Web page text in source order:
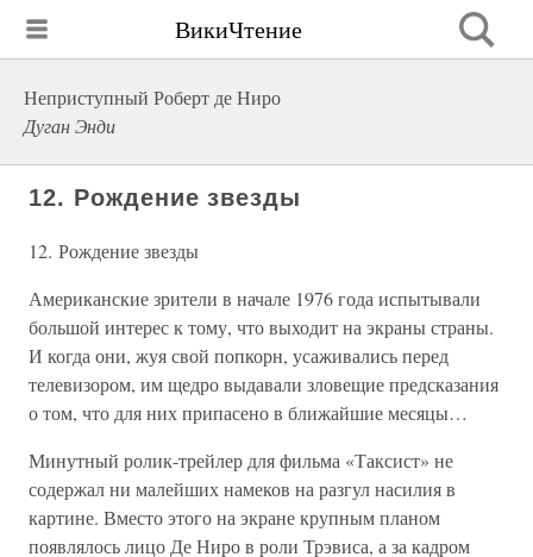
ВикиЧтение
Неприступный Роберт де Ниро
Дуган Энди
12. Рождение звезды
12. Рождение звезды
Американские зрители в начале 1976 года испытывали
большой интерес к тому, что выходит на экраны страны.
И когда они, жуя свой попкорн, усаживались перед
телевизором, им щедро выдавали зловещие предсказания
о том, что для них припасено в ближайшие месяцы…
Минутный ролик-трейлер для фильма «Таксист» не
содержал ни малейших намеков на разгул насилия в
картине. Вместо этого на экране крупным планом
появлялось лицо Де Ниро в роли Трэвиса, а за кадром